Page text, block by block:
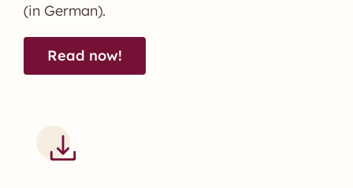
(in German).
Read now!